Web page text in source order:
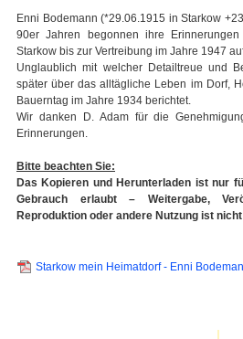
Enni Bodemann (*29.06.1915 in Starkow
90er Jahren begonnen ihre
Starkow bis zur Vertreibung im Jahre 1947
Unglaublich mit welcher Detailtreue und
später über das alltägliche Leben im Dorf,
Bauerntag im Jahre 1934 berichtet.
Wir danken D. Adam für die
Erinnerungen.
Bitte beachten Sie:
Das Kopieren und Herunterladen ist nur
Gebrauch erlaubt – Weitergabe,
Reproduktion oder andere Nutzung ist
Starkow mein Heimatdorf - Enni